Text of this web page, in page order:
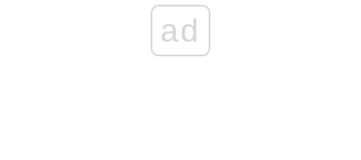
ad